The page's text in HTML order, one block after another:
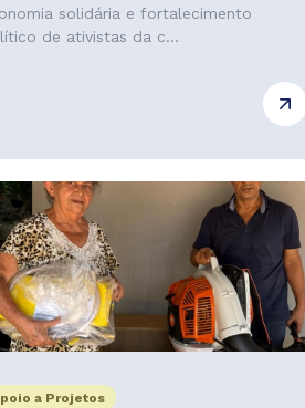
solidária e fortalecimento
de ativistas da c...
a Projetos